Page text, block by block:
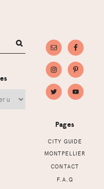
Pages
CITY GUIDE
MONTPELLIER
CONTACT
F.A.Q